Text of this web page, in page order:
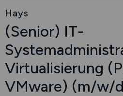
Hays
(Senior) IT-
Virtualisierung
VMware) (m/w/